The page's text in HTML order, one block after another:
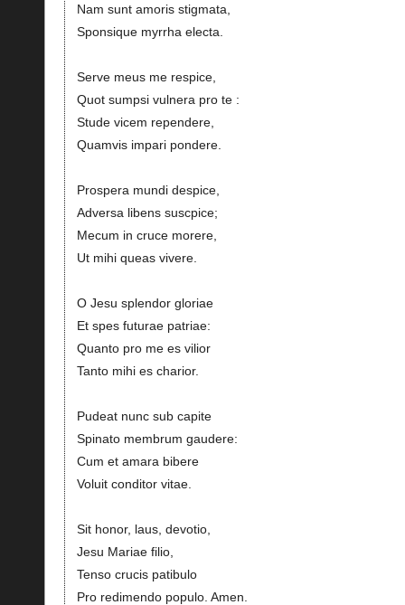
Nam sunt amoris stigmata,
Sponsique myrrha electa.
Serve meus me respice,
Quot sumpsi vulnera pro te :
Stude vicem rependere,
Quamvis impari pondere.
Prospera mundi despice,
Adversa libens suscpice;
Mecum in cruce morere,
Ut mihi queas vivere.
O Jesu splendor gloriae
Et spes futurae patriae:
Quanto pro me es vilior
Tanto mihi es charior.
Pudeat nunc sub capite
Spinato membrum gaudere:
Cum et amara bibere
Voluit conditor vitae.
Sit honor, laus, devotio,
Jesu Mariae filio,
Tenso crucis patibulo
Pro redimendo populo. Amen.